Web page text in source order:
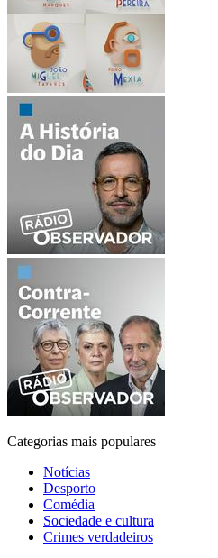
Categorias mais populares
Notícias
Desporto
Comédia
Sociedade e cultura
Crimes verdadeiros